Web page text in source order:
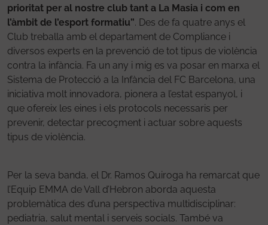
prioritat per al nostre club tant a La Masia i com en
l’àmbit de l’esport formatiu”. Des de fa quatre anys el
Club treballa amb el departament de Compliance i
diversos experts en la prevenció de tot tipus de violència
contra la infància. Fa un any i mig es va posar en marxa el
Sistema de Protecció a la Infància del FC Barcelona, una
iniciativa molt innovadora, pionera a l’estat espanyol, i
que ofereix les eines i els protocols necessaris per
prevenir, detectar precoçment i actuar sobre aquests
tipus de violència.
Per la seva banda, el Dr. Ramos Quiroga ha remarcat que
l’Equip EMMA de Vall d’Hebron aborda aquesta
problemàtica des d’una perspectiva multidisciplinar:
pediatria, salut mental i serveis socials. També va